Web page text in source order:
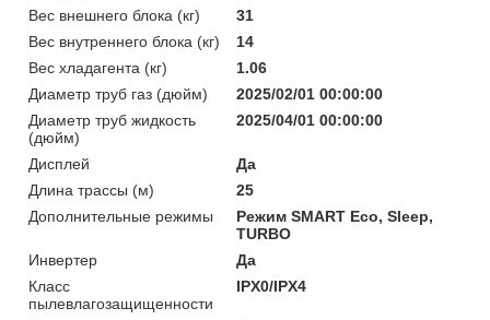
Вес внешнего блока (кг)
31
Вес внутреннего блока (кг)
14
Вес хладагента (кг)
1.06
Диаметр труб газ (дюйм)
2025/02/01 00:00:00
Диаметр труб жидкость
(дюйм)
2025/04/01 00:00:00
Дисплей
Да
Длина трассы (м)
25
Дополнительные режимы
Режим SMART Eco, Sleep,
TURBO
Инвертер
Да
Класс
пылевлагозащищенности
IPX0/IPX4